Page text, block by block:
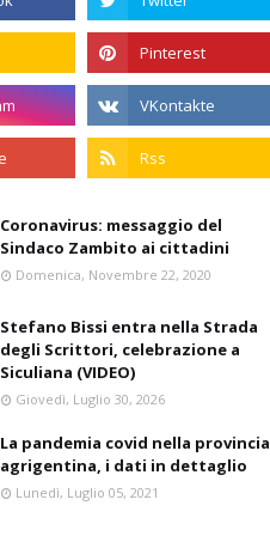
Coronavirus: messaggio del
Sindaco Zambito ai cittadini
Domenica, Novembre 22, 2020
Stefano Bissi entra nella Strada
degli Scrittori, celebrazione a
Siculiana (VIDEO)
Giovedì, Luglio 30, 2026
La pandemia covid nella provincia
agrigentina, i dati in dettaglio
Lunedì, Luglio 05, 2021